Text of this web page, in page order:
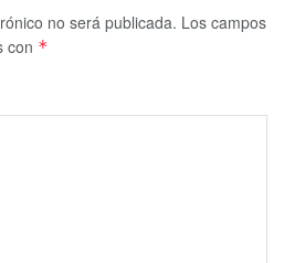
no será publicada. Los campos
con *